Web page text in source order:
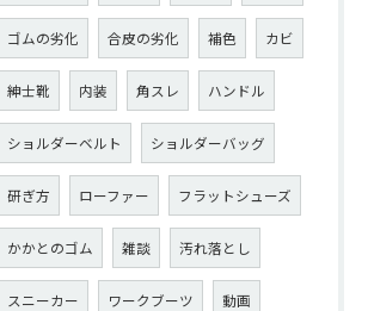
ゴムの劣化 合皮の劣化 補色 カビ
紳士靴 内装 角スレ ハンドル
ショルダーベルト ショルダーバッグ
研ぎ方 ローファー フラットシューズ
かかとのゴム 雑談 汚れ落とし
スニーカー ワークブーツ 動画